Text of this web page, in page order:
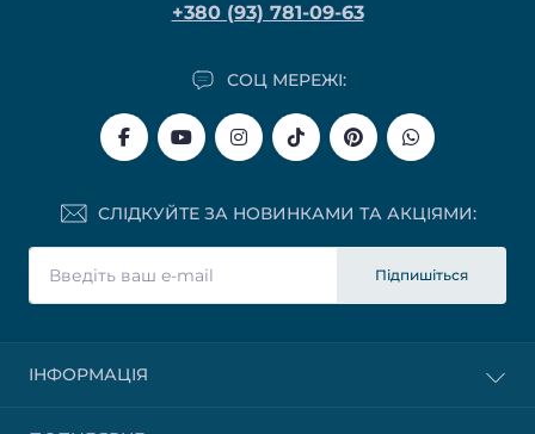
+380 (93) 781-09-63
СОЦ МЕРЕЖІ:
СЛІДКУЙТЕ ЗА НОВИНКАМИ ТА АКЦІЯМИ:
Підпишіться
ІНФОРМАЦІЯ